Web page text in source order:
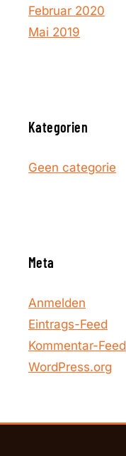
Februar 2020
Mai 2019
Kategorien
Geen categorie
Meta
Anmelden
Eintrags-Feed
Kommentar-Feed
WordPress.org